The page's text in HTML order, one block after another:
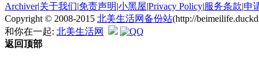
Archiver|关于我们|免责声明|小黑屋|Privacy Policy|服务条款|申
Copyright © 2008-2015 北美生活网备份站(http://
和你在一起: 北美生活网
返回顶部